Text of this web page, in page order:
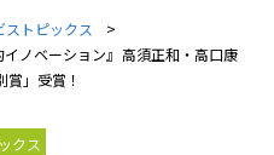
トピックス
ノベーション』高須正和・高口康
」受賞！
クス